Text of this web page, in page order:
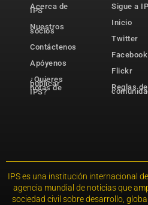
Acerca de
IPS
Nuestros
socios
Contáctenos
Apóyenos
¿Quieres
publicar
notas de
IPS?
Sigue a
Inicio
Twitter
Facebook
Flickr
Reglas de
IPS es una institución internacional
agencia mundial de noticias que
sociedad civil sobre desarrollo,